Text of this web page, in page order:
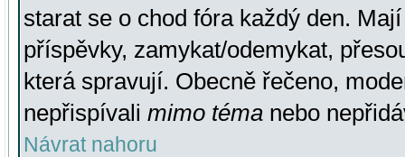
starat se o chod fóra každý den.
příspěvky, zamykat/odemykat,
která spravují. Obecně řečeno,
nepřispívali mimo téma nebo
Návrat nahoru